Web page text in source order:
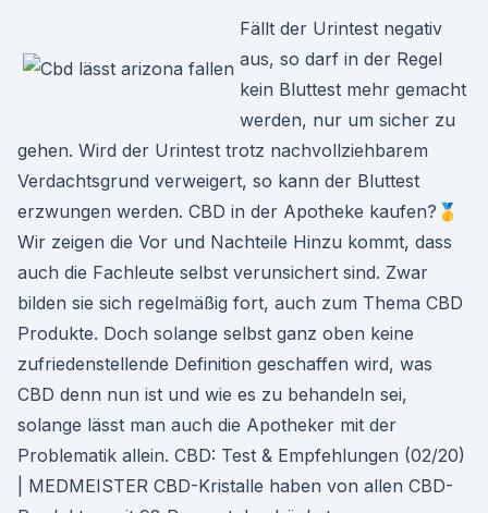
Fällt der Urintest negativ
aus, so darf in der Regel
kein Bluttest mehr gemacht
werden, nur um sicher zu
gehen. Wird der Urintest trotz nachvollziehbarem
Verdachtsgrund verweigert, so kann der Bluttest
erzwungen werden. CBD in der Apotheke kaufen?🥇
Wir zeigen die Vor und Nachteile Hinzu kommt, dass
auch die Fachleute selbst verunsichert sind. Zwar
bilden sie sich regelmäßig fort, auch zum Thema CBD
Produkte. Doch solange selbst ganz oben keine
zufriedenstellende Definition geschaffen wird, was
CBD denn nun ist und wie es zu behandeln sei,
solange lässt man auch die Apotheker mit der
Problematik allein. CBD: Test & Empfehlungen (02/20)
| MEDMEISTER CBD-Kristalle haben von allen CBD-